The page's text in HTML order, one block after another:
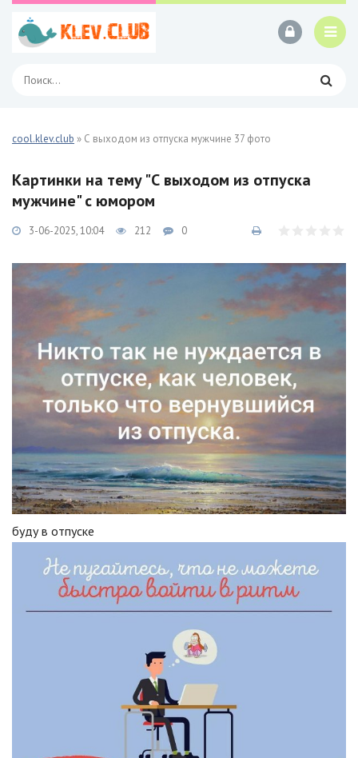
cool.klev.club » С выходом из отпуска мужчине 37 фото
Картинки на тему "С выходом из отпуска
мужчине" с юмором
3-06-2025, 10:04 212 0
буду в отпуске